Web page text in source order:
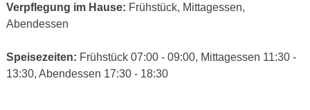
Verpflegung im Hause: Frühstück, Mittagessen,
Abendessen
Speisezeiten: Frühstück 07:00 - 09:00, Mittagessen 11:30 -
13:30, Abendessen 17:30 - 18:30